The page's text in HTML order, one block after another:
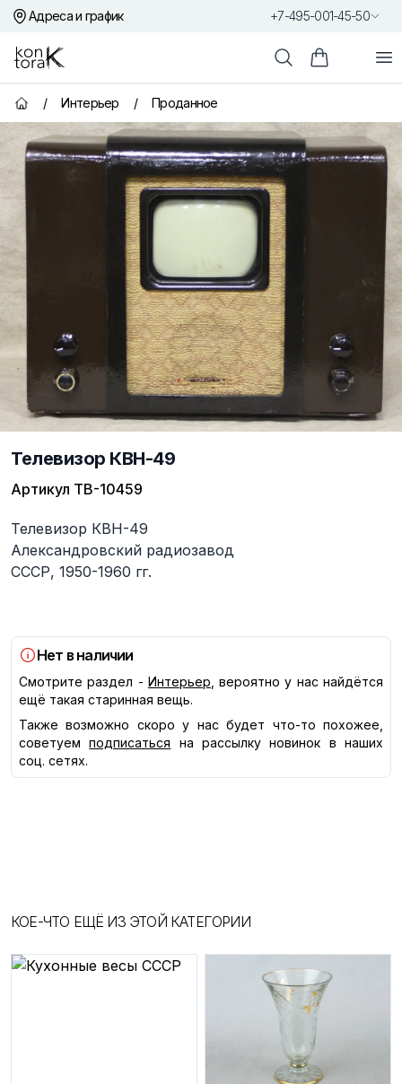
Адреса и график +7-495-001-45-50
Контора К
ПоискКорзина
Главная страница
/ Интерьер / Проданное
Телевизор КВН-49
Артикул ТВ-10459
Описание
Телевизор КВН-49
Александровский радиозавод
СССР, 1950-1960 гг.
Нет в наличии
Смотрите раздел - Интерьер , вероятно у нас найдётся
ещё такая старинная вещь.
Также возможно скоро у нас будет что-то похожее,
советуем
подписаться
на рассылку новинок в наших
соц. сетях.
КОЕ-ЧТО ЕЩЁ ИЗ ЭТОЙ КАТЕГОРИИ